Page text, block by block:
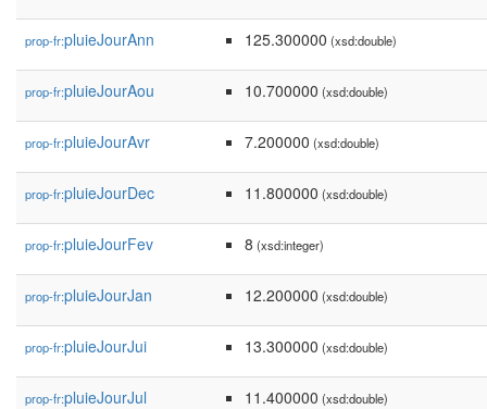
prop-fr:pluieJourAnn 125.300000 (xsd:double)
prop-fr:pluieJourAou 10.700000 (xsd:double)
prop-fr:pluieJourAvr 7.200000 (xsd:double)
prop-fr:pluieJourDec 11.800000 (xsd:double)
prop-fr:pluieJourFev 8 (xsd:integer)
prop-fr:pluieJourJan 12.200000 (xsd:double)
prop-fr:pluieJourJui 13.300000 (xsd:double)
prop-fr:pluieJourJul 11.400000 (xsd:double)